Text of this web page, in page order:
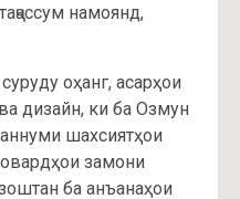
намоянд,
оҳанг, асарҳои
дизайн, ки ба Озмун
шахсиятҳои
замони
ба анъанаҳои